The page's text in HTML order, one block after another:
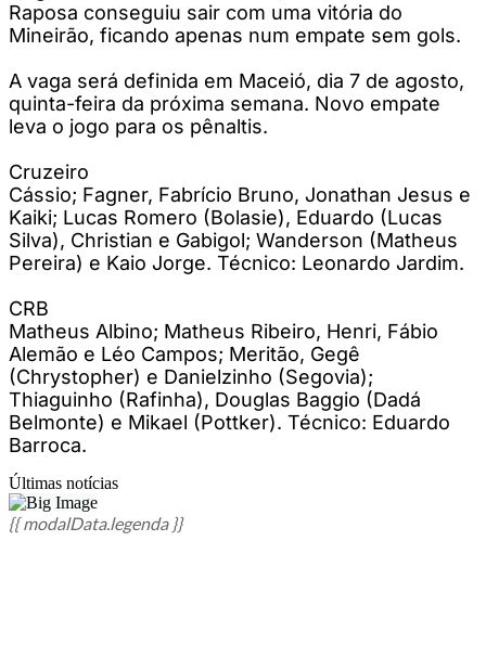
Raposa conseguiu sair com uma vitória do
Mineirão, ficando apenas num empate sem gols.
A vaga será definida em Maceió, dia 7 de agosto,
quinta-feira da próxima semana. Novo empate
leva o jogo para os pênaltis.
Cruzeiro
Cássio; Fagner, Fabrício Bruno, Jonathan Jesus e
Kaiki; Lucas Romero (Bolasie), Eduardo (Lucas
Silva), Christian e Gabigol; Wanderson (Matheus
Pereira) e Kaio Jorge. Técnico: Leonardo Jardim.
CRB
Matheus Albino; Matheus Ribeiro, Henri, Fábio
Alemão e Léo Campos; Meritão, Gegê
(Chrystopher) e Danielzinho (Segovia);
Thiaguinho (Rafinha), Douglas Baggio (Dadá
Belmonte) e Mikael (Pottker). Técnico: Eduardo
Barroca.
Últimas notícias
{{ modalData.legenda }}